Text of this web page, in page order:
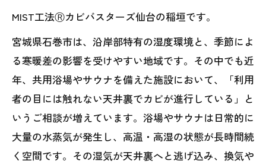
MIST工法Ⓡカビバスターズ仙台の稲垣です。
宮城県石巻市は、沿岸部特有の湿度環境と、季節によ
る寒暖差の影響を受けやすい地域です。その中でも近
年、共用浴場やサウナを備えた施設において、「利用
者の目には触れない天井裏でカビが進行している」と
いうご相談が増えています。浴場やサウナは日常的に
大量の水蒸気が発生し、高温・高湿の状態が長時間続
く空間です。その湿気が天井裏へと逃げ込み、換気や